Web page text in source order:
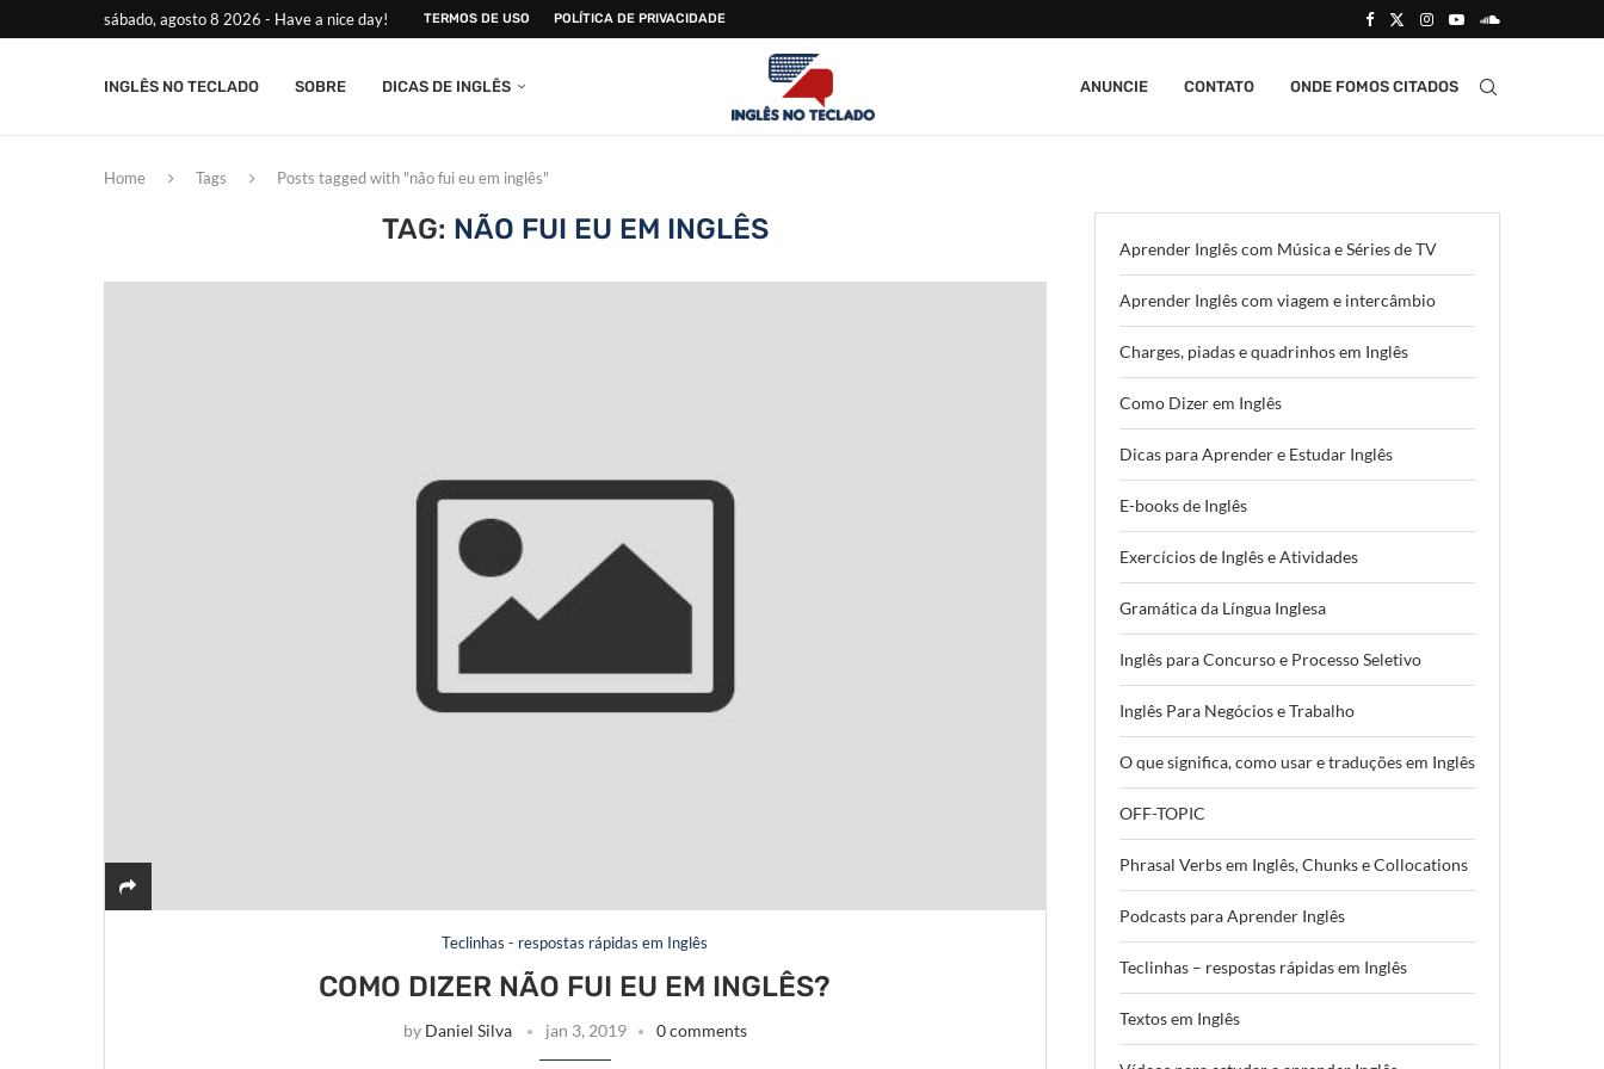
sábado, agosto 8 2026 - Have a nice day! TERMOS DE USO POLÍTICA DE PRIVACIDADE
INGLÊS NO TECLADO SOBRE DICAS DE INGLÊS ANUNCIE CONTATO ONDE FOMOS CITADOS
Home Tags Posts tagged with "não fui eu em inglês"
TAG: NÃO FUI EU EM INGLÊS
Teclinhas - respostas rápidas em Inglês
COMO DIZER NÃO FUI EU EM INGLÊS?
by Daniel Silva jan 3, 2019 0 comments
Aprender Inglês com Música e Séries de TV
Aprender Inglês com viagem e intercâmbio
Charges, piadas e quadrinhos em Inglês
Como Dizer em Inglês
Dicas para Aprender e Estudar Inglês
E-books de Inglês
Exercícios de Inglês e Atividades
Gramática da Língua Inglesa
Inglês para Concurso e Processo Seletivo
Inglês Para Negócios e Trabalho
O que significa, como usar e traduções em Inglês
OFF-TOPIC
Phrasal Verbs em Inglês, Chunks e Collocations
Podcasts para Aprender Inglês
Teclinhas – respostas rápidas em Inglês
Textos em Inglês